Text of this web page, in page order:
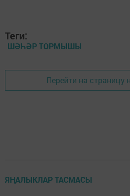
Теги:
ШӘҺӘР ТОРМЫШЫ
Перейти на страницу
ЯҢАЛЫКЛАР ТАСМАСЫ